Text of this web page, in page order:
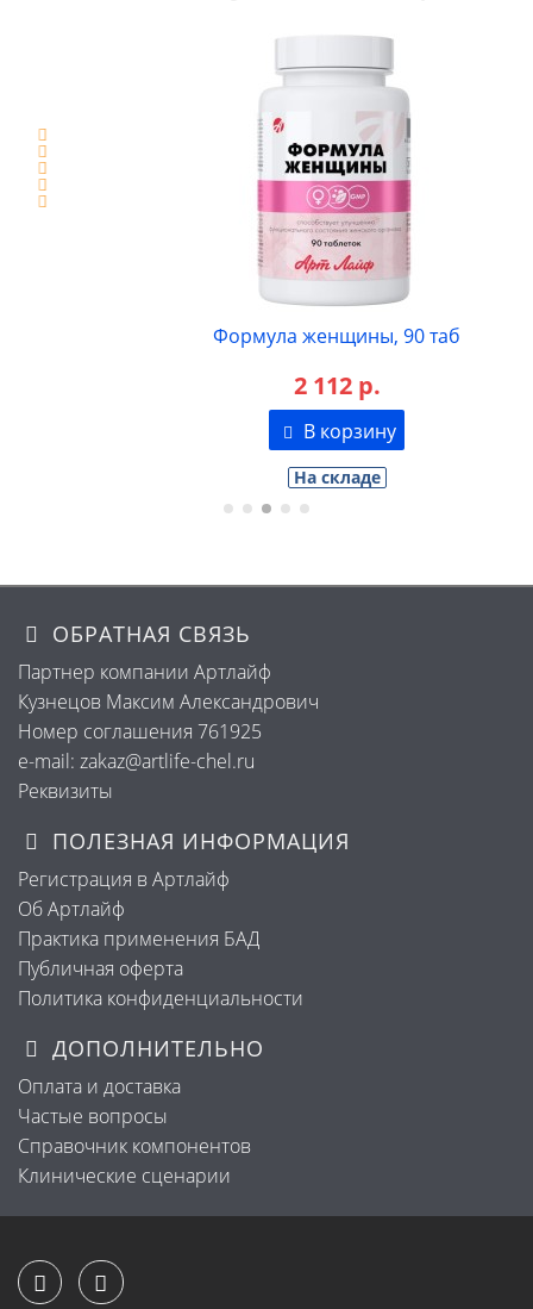
Формула женщины, 90 таб
2 112 р.
В корзину
На складе
ОБРАТНАЯ СВЯЗЬ
Партнер компании Артлайф
Кузнецов Максим Александрович
Номер соглашения 761925
e-mail: zakaz@artlife-chel.ru
Реквизиты
ПОЛЕЗНАЯ ИНФОРМАЦИЯ
Регистрация в Артлайф
Об Артлайф
Практика применения БАД
Публичная оферта
Политика конфиденциальности
ДОПОЛНИТЕЛЬНО
Оплата и доставка
Частые вопросы
Справочник компонентов
Клинические сценарии